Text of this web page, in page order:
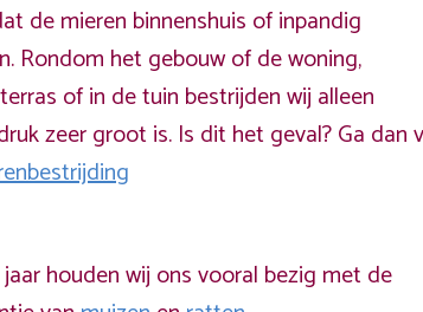
de mieren binnenshuis of inpandig
Rondom het gebouw of de woning,
of in de tuin bestrijden wij alleen
zeer groot is. Is dit het geval? Ga dan
houden wij ons vooral bezig met de